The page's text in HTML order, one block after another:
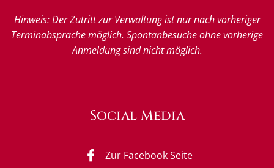
Hinweis: Der Zutritt zur Verwaltung ist nur nach vorheriger
Terminabsprache möglich. Spontanbesuche ohne vorherige
Anmeldung sind nicht möglich.
Social Media
Zur Facebook Seite